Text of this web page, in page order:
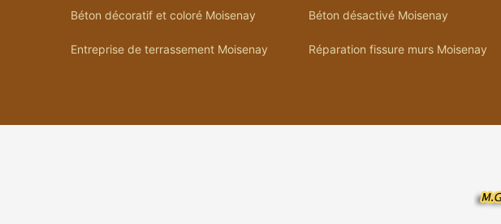
Béton décoratif et coloré Moisenay Béton désactivé Moisenay
Entreprise de terrassement Moisenay Réparation fissure murs Moisenay